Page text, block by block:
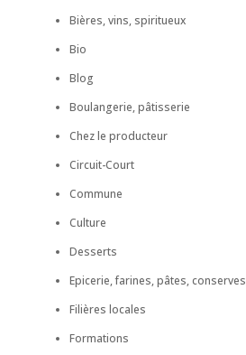
Bières, vins, spiritueux
Bio
Blog
Boulangerie, pâtisserie
Chez le producteur
Circuit-Court
Commune
Culture
Desserts
Epicerie, farines, pâtes, conserves
Filières locales
Formations